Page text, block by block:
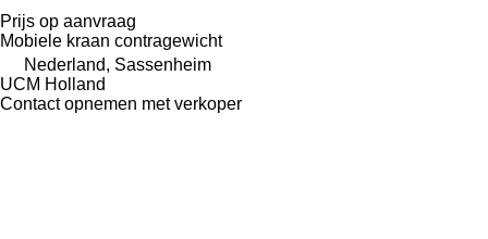
Prijs op aanvraag
Mobiele kraan contragewicht
Nederland, Sassenheim
UCM Holland
Contact opnemen met verkoper